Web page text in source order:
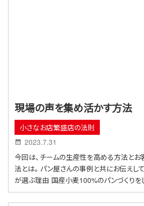
現場の声を集め活かす方法
小さなお店繁盛店の法則
2023.7.31
今回は、チームの生産性を高める方法と
法とは。パン屋さんの事例と共にお伝えし
が選ぶ理由 国産小麦100%のパンづくり